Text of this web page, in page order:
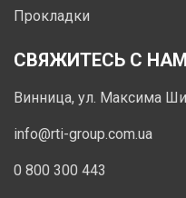
Прокладки
СВЯЖИТЕСЬ С
Винница, ул. Максима
info@rti-group.com.ua
0 800 300 443